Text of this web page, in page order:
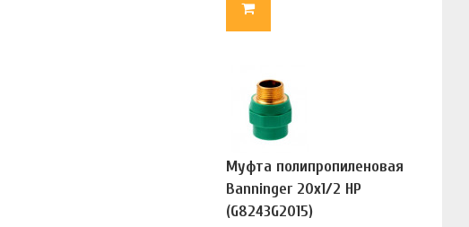
Муфта полипропиленовая
Banninger 20х1/2 НР
(G8243G2015)